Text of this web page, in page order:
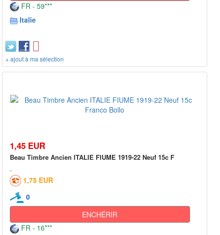
FR - 59***
Italie
+ ajout à ma sélection
1,45 EUR
Beau Timbre Ancien ITALIE FIUME 1919-22 Neuf 15c F
1,75 EUR
0
ENCHÉRIR
FR - 16***